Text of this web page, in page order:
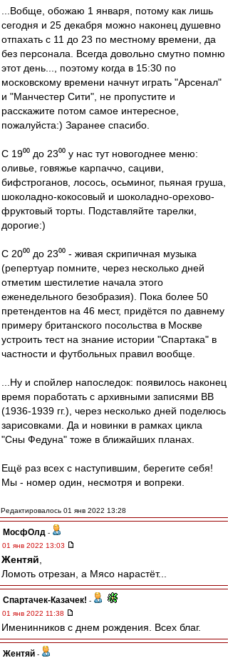
...Вобще, обожаю 1 января, потому как лишь
сегодня и 25 декабря можно наконец душевно
отпахать с 11 до 23 по местному времени, да
без персонала. Всегда довольно смутно помню
этот день..., поэтому когда в 15:30 по
московскому времени начнут играть "Арсенал"
и "Манчестер Сити", не пропустите и
расскажите потом самое интересное,
пожалуйста:) Заранее спасибо.
С 19⁰⁰ до 23⁰⁰ у нас тут новогоднее меню:
оливье, говяжье карпаччо, сациви,
бифстроганов, лосось, осьминог, пьяная груша,
шоколадно-кокосовый и шоколадно-орехово-
фруктовый торты. Подставляйте тарелки,
дорогие:)
С 20⁰⁰ до 23⁰⁰ - живая скрипичная музыка
(репертуар помните, через несколько дней
отметим шестилетие начала этого
еженедельного безобразия). Пока более 50
претендентов на 46 мест, придётся по давнему
примеру британского посольства в Москве
устроить тест на знание истории "Спартака" в
частности и футбольных правил вообще.
...Ну и спойлер напоследок: появилось наконец
время поработать с архивными записями ВВ
(1936-1939 гг.), через несколько дней поделюсь
зарисовками. Да и новинки в рамках цикла
"Сны Федуна" тоже в ближайших планах.
Ещё раз всех с наступившим, берегите себя!
Мы - номер один, несмотря и вопреки.
Редактировалось 01 янв 2022 13:28
МосфОлд -
01 янв 2022 13:03
Жентяй
Ломоть отрезан, а Мясо нарастёт...
Спартачек-Казачек! -
01 янв 2022 11:38
Именинников с днем рождения. Всех благ.
Жентяй -